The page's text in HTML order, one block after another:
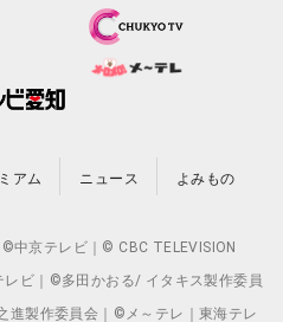
アム ニュース よみもの
中京テレビ｜© CBC TELEVISION
ビ｜©多田かおる/ イタキス製作委員
進製作委員会｜©メ～テレ｜東海テレ